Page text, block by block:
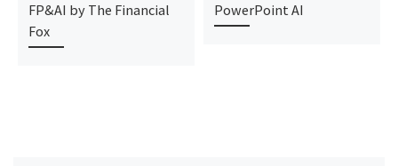
FP&AI by The Financial
Fox
PowerPoint AI